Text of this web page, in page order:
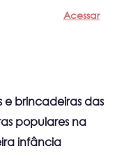
Acessar
e brincadeiras das
populares na
infância